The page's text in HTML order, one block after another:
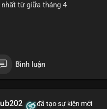
từ giữa tháng 4
Bình luận
đã tạo sự kiện mới